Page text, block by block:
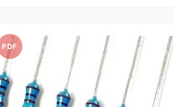
PDF